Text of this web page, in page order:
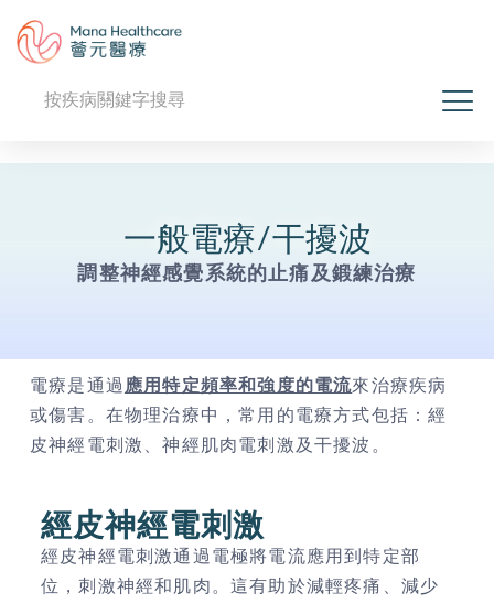
一般電療/干擾波
調整神經感覺系統的止痛及鍛練治療
電療是通過 應用特定頻率和強度的電流來治療疾病
或傷害。在物理治療中，常用的電療方式包括：經
皮神經電刺激、神經肌肉電刺激及干擾波。
經皮神經電刺激
經皮神經電刺激通過電極將電流應用到特定部
位，刺激神經和肌肉。這有助於減輕疼痛、減少